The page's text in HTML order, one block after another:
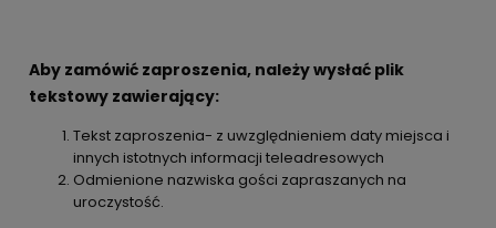
Aby zamówić zaproszenia, należy wysłać plik
tekstowy zawierający:
Tekst zaproszenia- z uwzględnieniem daty miejsca i
innych istotnych informacji teleadresowych
Odmienione nazwiska gości zapraszanych na
uroczystość.